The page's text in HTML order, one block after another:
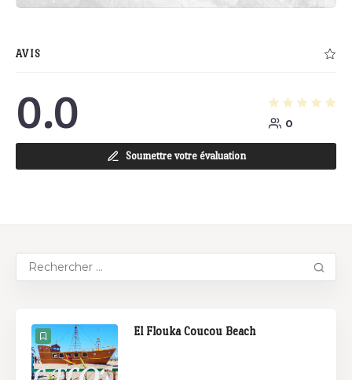
AVIS
0.0 0
Soumettre votre évaluation
El Flouka Coucou Beach